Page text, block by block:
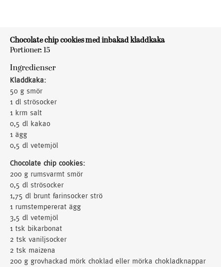
Chocolate chip cookies med inbakad kladdkaka
Portioner: 15
Ingredienser
Kladdkaka:
50 g smör
1 dl strösocker
1 krm salt
0,5 dl kakao
1 ägg
0,5 dl vetemjöl
Chocolate chip cookies:
200 g rumsvarmt smör
0,5 dl strösocker
1,75 dl brunt farinsocker strö
1 rumstempererat ägg
3,5 dl vetemjöl
1 tsk bikarbonat
2 tsk vaniljsocker
2 tsk maizena
200 g grovhackad mörk choklad eller mörka chokladknappar